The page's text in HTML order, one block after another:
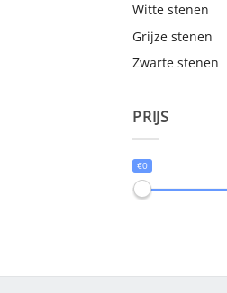
Witte stenen
Grijze stenen
Zwarte stenen
PRIJS
€0